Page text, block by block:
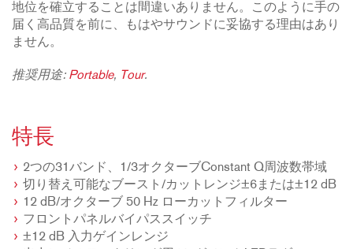
地位を確立することは間違いありません。このように手の
届く高品質を前に、もはやサウンドに妥協する理由はあり
ません。
推奨用途: Portable, Tour.
特長
2つの31バンド、1/3オクターブConstant Q周波数帯域
切り替え可能なブースト/カットレンジ±6または±12 dB
12 dB/オクターブ 50 Hz ローカットフィルター
フロントパネルバイパススイッチ
±12 dB 入力ゲインレンジ